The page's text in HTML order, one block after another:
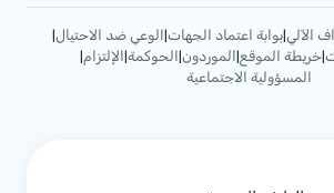
الآلي|بوابة اعتماد الجهات|الوعي ضد الاحتيال|
|خريطة الموقع|الموردون|الحوكمة|الإلتزام|
المسؤولية الاجتماعية